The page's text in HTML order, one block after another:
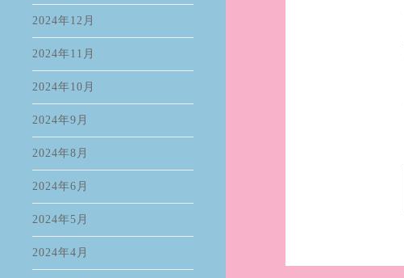
2024年12月
2024年11月
2024年10月
2024年9月
2024年8月
2024年6月
2024年5月
2024年4月